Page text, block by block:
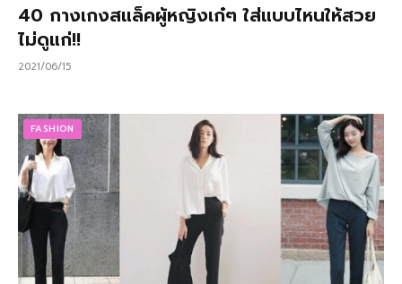
40 กางเกงสแล็คผู้หญิงเก๋ๆ ใส่แบบไหนให้สวย
ไม่ดูแก่!!
2021/06/15
FASHION